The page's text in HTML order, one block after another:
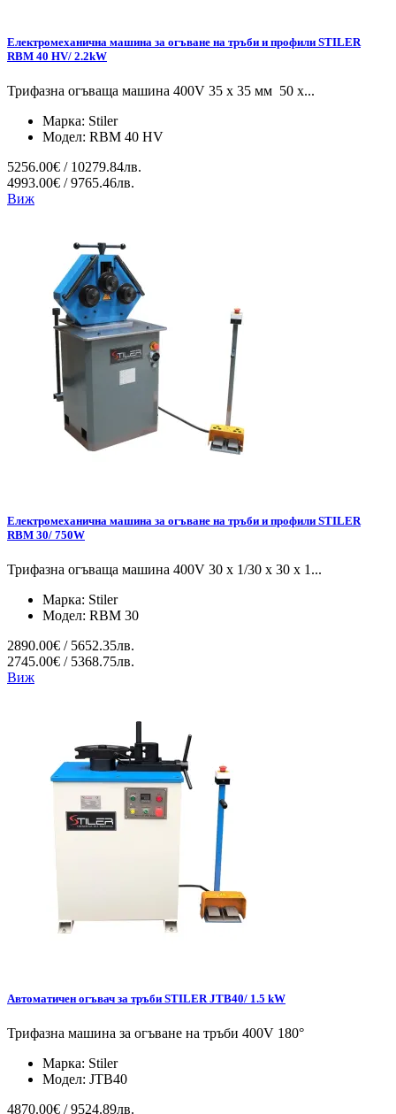
Електромеханична машина за огъване на тръби и профили STILER
RBM 40 HV/ 2.2kW
Трифазна огъваща машина 400V 35 х 35 мм 50 x...
Марка: Stiler
Модел: RBM 40 HV
5256.00€ / 10279.84лв.
4993.00€ / 9765.46лв.
Виж
Електромеханична машина за огъване на тръби и профили STILER
RBM 30/ 750W
Трифазна огъваща машина 400V 30 x 1/30 x 30 x 1...
Марка: Stiler
Модел: RBM 30
2890.00€ / 5652.35лв.
2745.00€ / 5368.75лв.
Виж
Автоматичен огъвач за тръби STILER JTB40/ 1.5 kW
Трифазна машина за огъване на тръби 400V 180°
Марка: Stiler
Модел: JTB40
4870.00€ / 9524.89лв.